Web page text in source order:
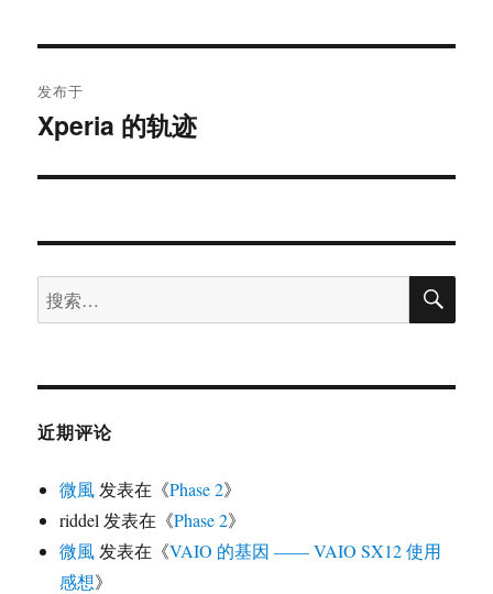
章
发布于
Xperia 的轨迹
搜
索：
搜
近期评论
微風 发表在《Phase 2》
riddel 发表在《Phase 2》
微風 发表在《VAIO 的基因 —— VAIO SX12 使用
感想》